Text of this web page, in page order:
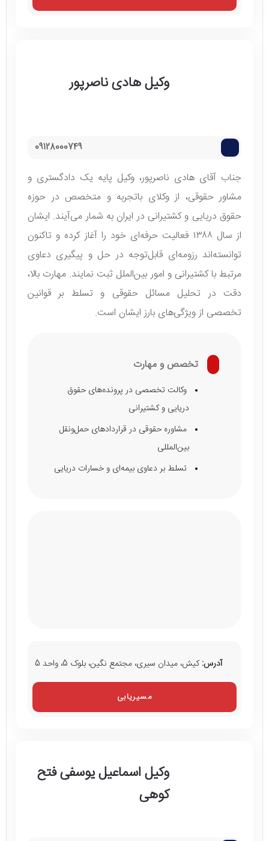
وکیل هادی ناصرپور
09128000749
جناب آقای هادی ناصرپور، وکیل پایه یک دادگستری و
مشاور حقوقی، از وکلای باتجربه و متخصص در حوزه
حقوق دریایی و کشتیرانی در ایران به شمار می‌آیند. ایشان
از سال ۱۳۸۸ فعالیت حرفه‌ای خود را آغاز کرده و تاکنون
توانسته‌اند رزومه‌ای قابل‌توجه در حل و پیگیری دعاوی
مرتبط با کشتیرانی و امور بین‌الملل ثبت نمایند. مهارت بالا،
دقت در تحلیل مسائل حقوقی و تسلط بر قوانین
تخصصی از ویژگی‌های بارز ایشان است.
تخصص و مهارت
وکالت تخصصی در پرونده‌های حقوق
دریایی و کشتیرانی
مشاوره حقوقی در قراردادهای حمل‌ونقل
بین‌المللی
تسلط بر دعاوی بیمه‌ای و خسارات دریایی
آدرس:کیش، میدان سیری، مجتمع نگین، بلوک 5، واحد 5
مسیریابی
وکیل اسماعیل یوسفی فتح
کوهی